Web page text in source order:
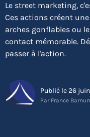
Le street marketing,
Ces actions créent
arches gonflables ou
contact mémorable.
passer à l'action.
Publié le 26
Par France